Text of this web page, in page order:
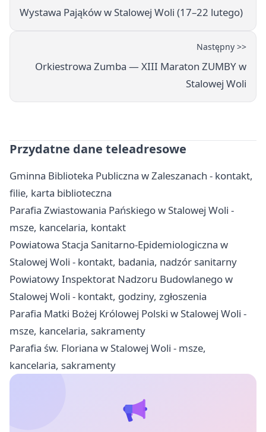
Wystawa Pająków w Stalowej Woli (17–22 lutego)
Następny >>
Orkiestrowa Zumba — XIII Maraton ZUMBY w
Stalowej Woli
Przydatne dane teleadresowe
Gminna Biblioteka Publiczna w Zaleszanach - kontakt,
filie, karta biblioteczna
Parafia Zwiastowania Pańskiego w Stalowej Woli -
msze, kancelaria, kontakt
Powiatowa Stacja Sanitarno-Epidemiologiczna w
Stalowej Woli - kontakt, badania, nadzór sanitarny
Powiatowy Inspektorat Nadzoru Budowlanego w
Stalowej Woli - kontakt, godziny, zgłoszenia
Parafia Matki Bożej Królowej Polski w Stalowej Woli -
msze, kancelaria, sakramenty
Parafia św. Floriana w Stalowej Woli - msze,
kancelaria, sakramenty